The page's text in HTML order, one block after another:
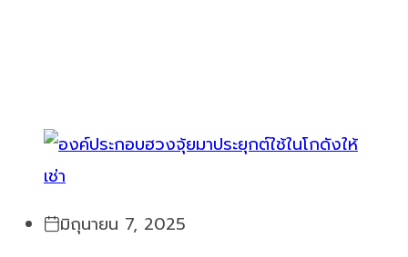
มิถุนายน 7, 2025